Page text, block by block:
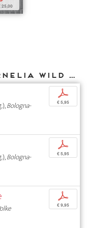
25,00
Weitere Texte von Cornelia Wild bei DIAPHANES
Bologna-
p
€ 5,95
Bologna-
p
€ 5,95
p
€ 9,95